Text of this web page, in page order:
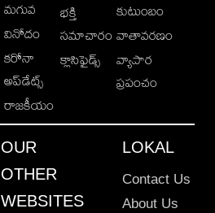
మగువ
వినోదం
కరోనా
అప్‌డేట్స్
రాజకీయం
భక్తి
సమాచారం
క్లాసిఫైడ్స్
కుటుంబం
వాతావరణం
వ్యాపార
ప్రపంచం
OUR
OTHER
WEBSITES
LOKAL
Contact Us
About Us